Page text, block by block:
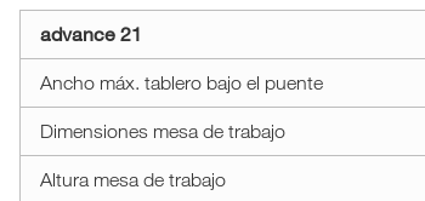
a11y.label.technical_data
minimax
21
advance 21
Ancho máx. tablero bajo el puente
Dimensiones mesa de trabajo
Altura mesa de trabajo